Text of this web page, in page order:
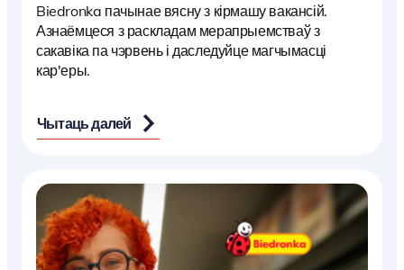
Biedronka пачынае вясну з кірмашу вакансій.
Азнаёмцеся з раскладам мерапрыемстваў з
сакавіка па чэрвень і даследуйце магчымасці
кар'еры.
Чытаць далей